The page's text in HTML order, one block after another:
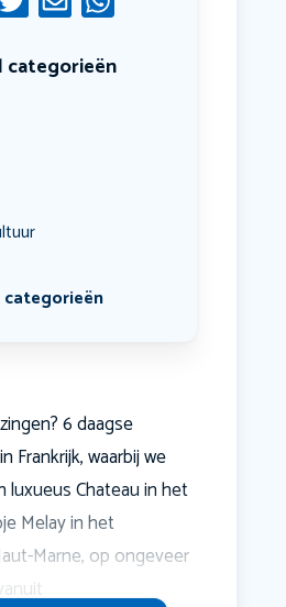
categorieën
categorieën
6 daagse
Frankrijk, waarbij we
luxueus Chateau in het
Melay in het
Marne, op ongeveer